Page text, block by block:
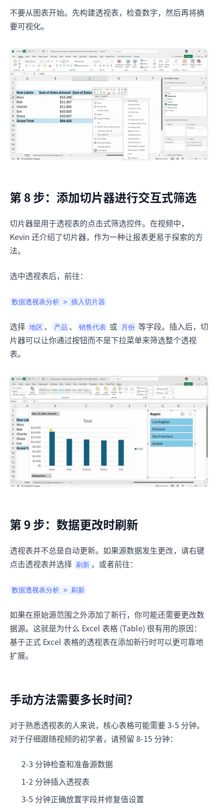
不要从图表开始。先构建透视表，检查数字，然后再将摘
要可视化。
第 8 步：添加切片器进行交互式筛选
切片器是用于透视表的点击式筛选控件。在视频中，
Kevin 还介绍了切片器，作为一种让报表更易于探索的方
法。
选中透视表后，前往：
数据透视表分析 > 插入切片器
选择 地区 、 产品 、 销售代表 或 月份 等字段。插入后，切
片器可以让你通过按钮而不是下拉菜单来筛选整个透视
表。
第 9 步：数据更改时刷新
透视表并不总是自动更新。如果源数据发生更改，请右键
点击透视表并选择 刷新 ，或者前往：
数据透视表分析 > 刷新
如果在原始源范围之外添加了新行，你可能还需要更改数
据源。这就是为什么 Excel 表格 (Table) 很有用的原因：
基于正式 Excel 表格的透视表在添加新行时可以更可靠地
扩展。
手动方法需要多长时间？
对于熟悉透视表的人来说，核心表格可能需要 3-5 分钟。
对于仔细跟随视频的初学者，请预留 8-15 分钟：
2-3 分钟检查和准备源数据
1-2 分钟插入透视表
3-5 分钟正确放置字段并修复值设置